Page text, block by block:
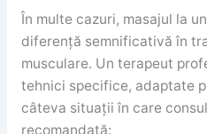
În multe cazuri, masajul la
diferență semnificativă în
musculare. Un terapeut
tehnici specifice, adaptate
câteva situații în care
recomandată: